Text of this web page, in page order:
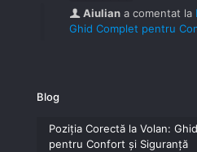
Aiulian a comentat la
Ghid Complet pentru
Blog
Poziția Corectă la Volan:
pentru Confort și Siguranță